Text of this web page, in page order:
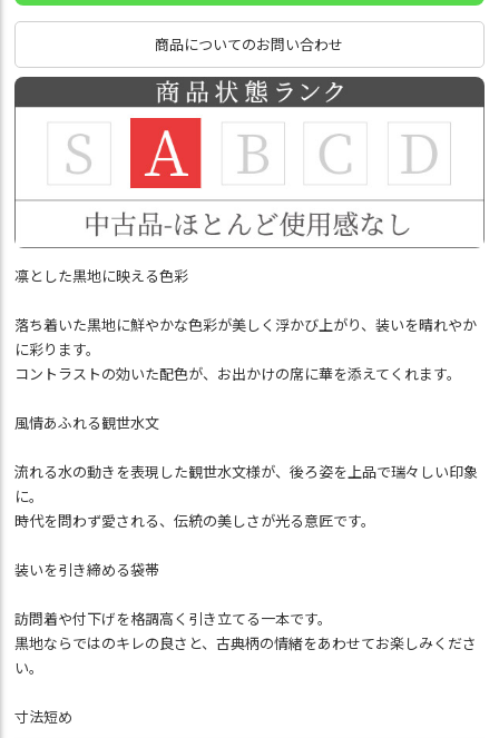
商品についてのお問い合わせ
凛とした黒地に映える色彩
落ち着いた黒地に鮮やかな色彩が美しく浮かび上がり、装いを晴れやか
に彩ります。
コントラストの効いた配色が、お出かけの席に華を添えてくれます。
風情あふれる観世水文
流れる水の動きを表現した観世水文様が、後ろ姿を上品で瑞々しい印象
に。
時代を問わず愛される、伝統の美しさが光る意匠です。
装いを引き締める袋帯
訪問着や付下げを格調高く引き立てる一本です。
黒地ならではのキレの良さと、古典柄の情緒をあわせてお楽しみくださ
い。
寸法短め